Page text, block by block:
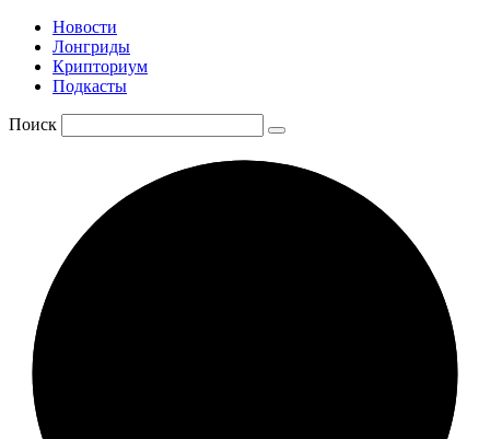
Новости
Лонгриды
Крипториум
Подкасты
Поиск